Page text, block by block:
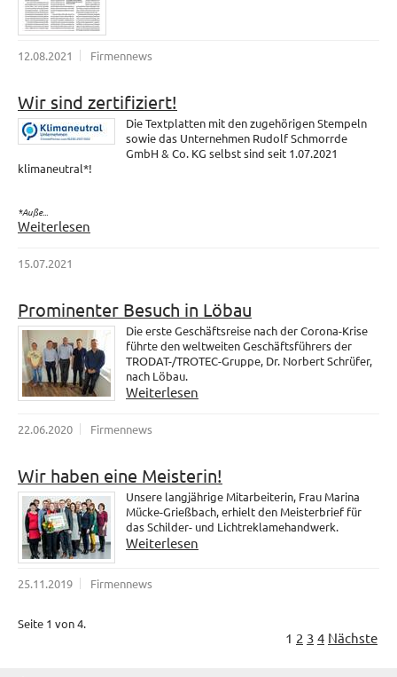
12.08.2021 Firmennews
Wir sind zertifiziert!
Die Textplatten mit den zugehörigen Stempeln
sowie das Unternehmen Rudolf Schmorrde
GmbH & Co. KG selbst sind seit 1.07.2021
klimaneutral*!
*Auße...
Weiterlesen
15.07.2021
Prominenter Besuch in Löbau
Die erste Geschäftsreise nach der Corona-Krise
führte den weltweiten Geschäftsführers der
TRODAT-/TROTEC-Gruppe, Dr. Norbert Schrüfer,
nach Löbau.
Weiterlesen
22.06.2020 Firmennews
Wir haben eine Meisterin!
Unsere langjährige Mitarbeiterin, Frau Marina
Mücke-Grießbach, erhielt den Meisterbrief für
das Schilder- und Lichtreklamehandwerk.
Weiterlesen
25.11.2019 Firmennews
Seite 1 von 4.
1 2 3 4 Nächste